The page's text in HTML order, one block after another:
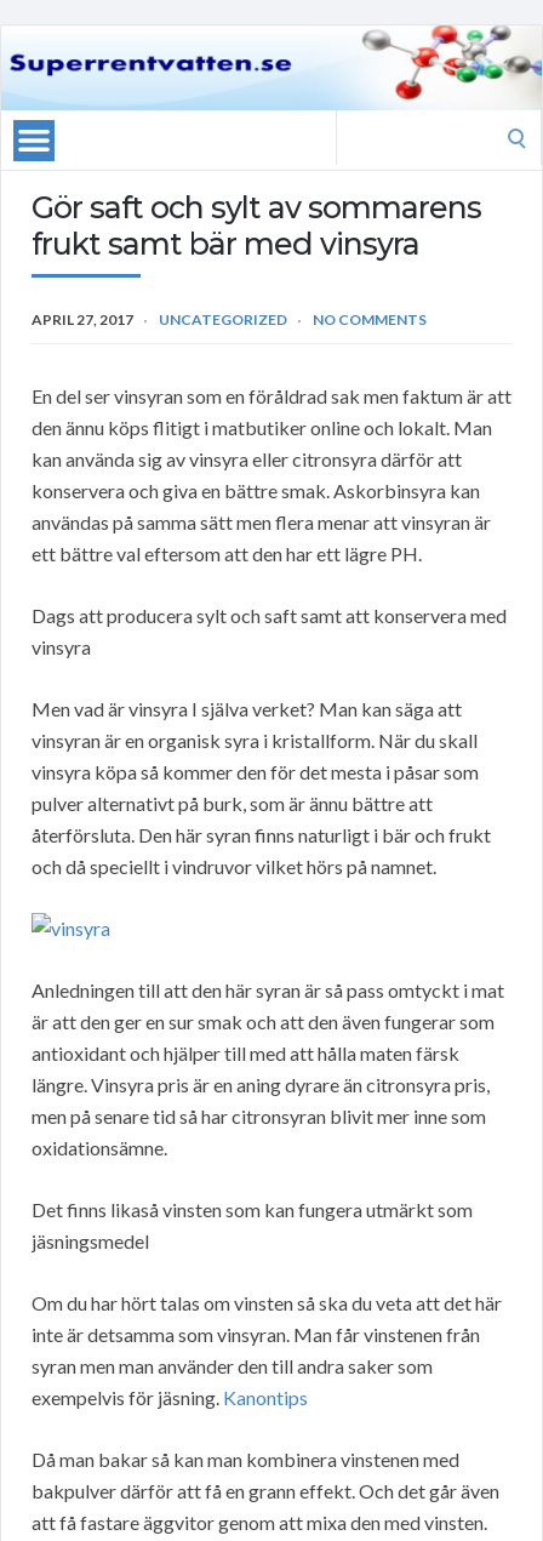
Gör saft och sylt av sommarens
frukt samt bär med vinsyra
APRIL 27, 2017 UNCATEGORIZED NO COMMENTS
En del ser vinsyran som en föråldrad sak men faktum är att
den ännu köps flitigt i matbutiker online och lokalt. Man
kan använda sig av vinsyra eller citronsyra därför att
konservera och giva en bättre smak. Askorbinsyra kan
användas på samma sätt men flera menar att vinsyran är
ett bättre val eftersom att den har ett lägre PH.
Dags att producera sylt och saft samt att konservera med
vinsyra
Men vad är vinsyra I själva verket? Man kan säga att
vinsyran är en organisk syra i kristallform. När du skall
vinsyra köpa så kommer den för det mesta i påsar som
pulver alternativt på burk, som är ännu bättre att
återförsluta. Den här syran finns naturligt i bär och frukt
och då speciellt i vindruvor vilket hörs på namnet.
Anledningen till att den här syran är så pass omtyckt i mat
är att den ger en sur smak och att den även fungerar som
antioxidant och hjälper till med att hålla maten färsk
längre. Vinsyra pris är en aning dyrare än citronsyra pris,
men på senare tid så har citronsyran blivit mer inne som
oxidationsämne.
Det finns likaså vinsten som kan fungera utmärkt som
jäsningsmedel
Om du har hört talas om vinsten så ska du veta att det här
inte är detsamma som vinsyran. Man får vinstenen från
syran men man använder den till andra saker som
exempelvis för jäsning. Kanontips
Då man bakar så kan man kombinera vinstenen med
bakpulver därför att få en grann effekt. Och det går även
att få fastare äggvitor genom att mixa den med vinsten.